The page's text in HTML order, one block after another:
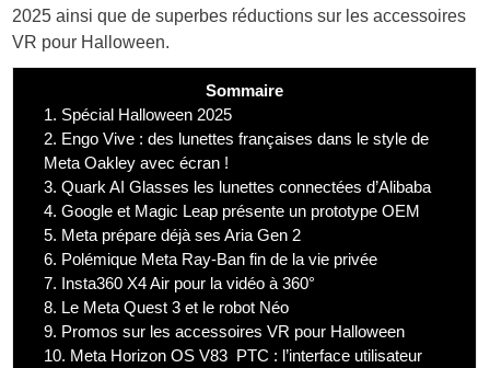
2025 ainsi que de superbes réductions sur les accessoires
VR pour Halloween.
Sommaire
1. Spécial Halloween 2025
2. Engo Vive : des lunettes françaises dans le style de
Meta Oakley avec écran !
3. Quark AI Glasses les lunettes connectées d’Alibaba
4. Google et Magic Leap présente un prototype OEM
5. Meta prépare déjà ses Aria Gen 2
6. Polémique Meta Ray-Ban fin de la vie privée
7. Insta360 X4 Air pour la vidéo à 360°
8. Le Meta Quest 3 et le robot Néo
9. Promos sur les accessoires VR pour Halloween
10. Meta Horizon OS V83 PTC : l’interface utilisateur